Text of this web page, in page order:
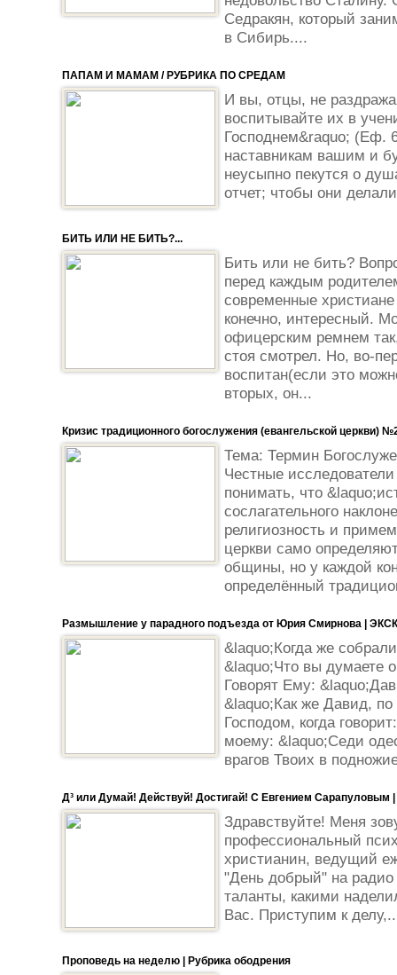
Седракян, который
в Сибирь....
ПАПАМ И МАМАМ / РУБРИКА ПО СРЕДАМ
И вы, отцы, не
воспитывайте их в
Господнем&raquo; (Еф.
наставникам вашим и
неусыпно пекутся о
отчет; чтобы они
БИТЬ ИЛИ НЕ БИТЬ?...
Бить или не бить?
перед каждым
современные
конечно, интересный.
офицерским ремнем
стоя смотрел. Но, во-
воспитан(если это
вторых, он...
Кризис традиционного богослужения (евангельской церкви)
Тема: Термин
Честные
понимать, что
сослагательного
религиозность и
церкви само
общины, но у каждой
определённый
Размышление у парадного подъезда от Юрия Смирнова |
&laquo;Когда же
&laquo;Что вы думаете
Говорят Ему:
&laquo;Как же Давид,
Господом, когда
моему: &laquo;Седи
врагов Твоих в
Д³ или Думай! Действуй! Достигай! С Евгением Сарапуловым
Здравствуйте! Меня
профессиональный
христианин, ведущий
"День добрый" на
таланты, какими
Вас. Приступим к
Проповедь на неделю | Рубрика ободрения